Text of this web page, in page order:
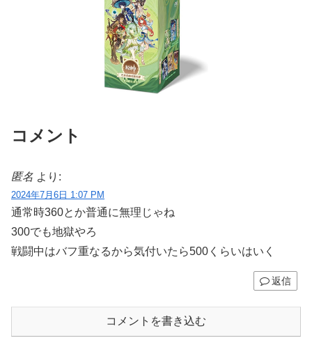
コメント
匿名 より:
2024年7月6日 1:07 PM
通常時360とか普通に無理じゃね
300でも地獄やろ
戦闘中はバフ重なるから気付いたら500くらいはいく
返信
コメントを書き込む